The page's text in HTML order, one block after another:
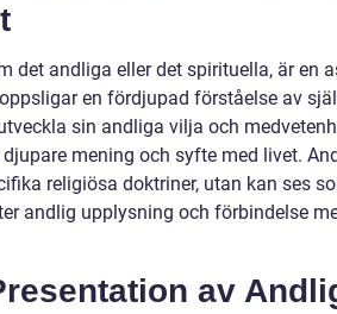
det andliga eller det spirituella, är en
en fördjupad förståelse av
sin andliga vilja och
mening och syfte med livet.
religiösa doktriner, utan kan ses
andlig upplysning och förbindelse
av